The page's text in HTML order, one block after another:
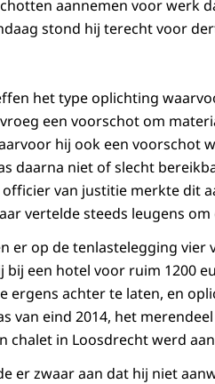
aannemen voor werk
stond hij terecht voor
het type oplichting
een voorschot om
hij ook een voorschot
daarna niet of slecht
van justitie merkte dit
vertelde steeds leugens
er op de tenlastelegging
bij een hotel voor ruim 1200
ergens achter te laten, en
van eind 2014, het
chalet in Loosdrecht werd
er zwaar aan dat hij niet